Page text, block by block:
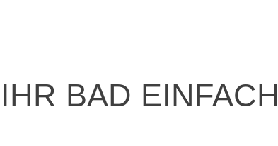
BAD EINFACH